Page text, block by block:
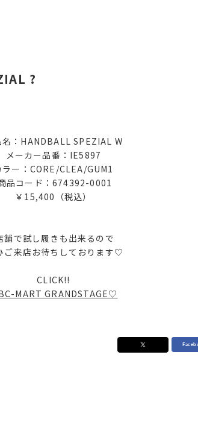
?
名：HANDBALL SPEZIAL W
メーカー品番：IE5897
ラー：CORE/CLEA/GUM1
品コード：674392-0001
￥15,400（税込）
舗で試し履きも出来るので
ご来店お待ちしております♡
CLICK!!
MART GRANDSTAGE♡